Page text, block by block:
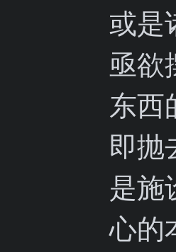
或是
亟欲
东西
即抛
是施
心的